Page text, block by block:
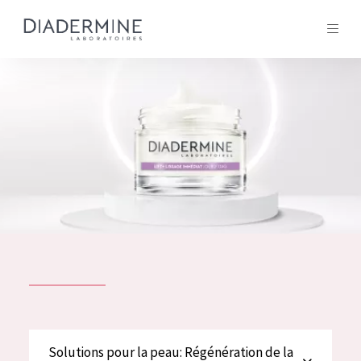
SOLUTIONS POUR LA PEAU
TOUS LES PRODUIT
Conseils Beauté
Solutions pour la peau: Régénération de la